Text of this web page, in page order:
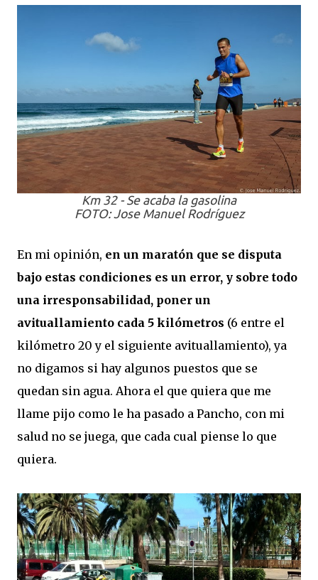
Km 32 - Se acaba la gasolina
FOTO: Jose Manuel Rodríguez
En mi opinión, en un maratón que se disputa
bajo estas condiciones es un error, y sobre todo
una irresponsabilidad, poner un
avituallamiento cada 5 kilómetros (6 entre el
kilómetro 20 y el siguiente avituallamiento), ya
no digamos si hay algunos puestos que se
quedan sin agua. Ahora el que quiera que me
llame pijo como le ha pasado a Pancho, con mi
salud no se juega, que cada cual piense lo que
quiera.